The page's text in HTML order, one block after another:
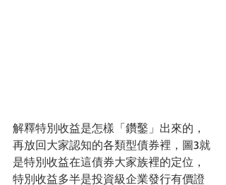
解釋特別收益是怎樣「鑽鑿」出來的，
再放回大家認知的各類型債券裡，圖3就
是特別收益在這債券大家族裡的定位，
特別收益多半是投資級企業發行有價證